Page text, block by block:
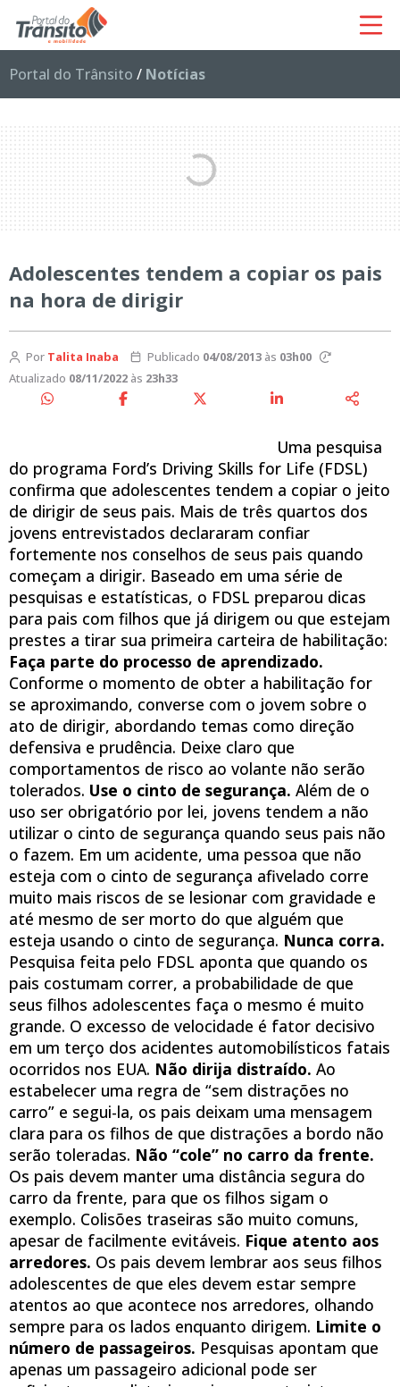
Portal do Trânsito / Notícias
Adolescentes tendem a copiar os pais
na hora de dirigir
Por Talita Inaba Publicado 04/08/2013às 03h00
Atualizado 08/11/2022 às 23h33
Uma pesquisa
do programa Ford’s Driving Skills for Life (FDSL)
confirma que adolescentes tendem a copiar o jeito
de dirigir de seus pais. Mais de três quartos dos
jovens entrevistados declararam confiar
fortemente nos conselhos de seus pais quando
começam a dirigir. Baseado em uma série de
pesquisas e estatísticas, o FDSL preparou dicas
para pais com filhos que já dirigem ou que estejam
prestes a tirar sua primeira carteira de habilitação:
Faça parte do processo de aprendizado.
Conforme o momento de obter a habilitação for
se aproximando, converse com o jovem sobre o
ato de dirigir, abordando temas como direção
defensiva e prudência. Deixe claro que
comportamentos de risco ao volante não serão
tolerados. Use o cinto de segurança. Além de o
uso ser obrigatório por lei, jovens tendem a não
utilizar o cinto de segurança quando seus pais não
o fazem. Em um acidente, uma pessoa que não
esteja com o cinto de segurança afivelado corre
muito mais riscos de se lesionar com gravidade e
até mesmo de ser morto do que alguém que
esteja usando o cinto de segurança. Nunca corra.
Pesquisa feita pelo FDSL aponta que quando os
pais costumam correr, a probabilidade de que
seus filhos adolescentes faça o mesmo é muito
grande. O excesso de velocidade é fator decisivo
em um terço dos acidentes automobilísticos fatais
ocorridos nos EUA. Não dirija distraído. Ao
estabelecer uma regra de “sem distrações no
carro” e segui-la, os pais deixam uma mensagem
clara para os filhos de que distrações a bordo não
serão toleradas. Não “cole” no carro da frente.
Os pais devem manter uma distância segura do
carro da frente, para que os filhos sigam o
exemplo. Colisões traseiras são muito comuns,
apesar de facilmente evitáveis. Fique atento aos
arredores. Os pais devem lembrar aos seus filhos
adolescentes de que eles devem estar sempre
atentos ao que acontece nos arredores, olhando
sempre para os lados enquanto dirigem. Limite o
número de passageiros. Pesquisas apontam que
apenas um passageiro adicional pode ser